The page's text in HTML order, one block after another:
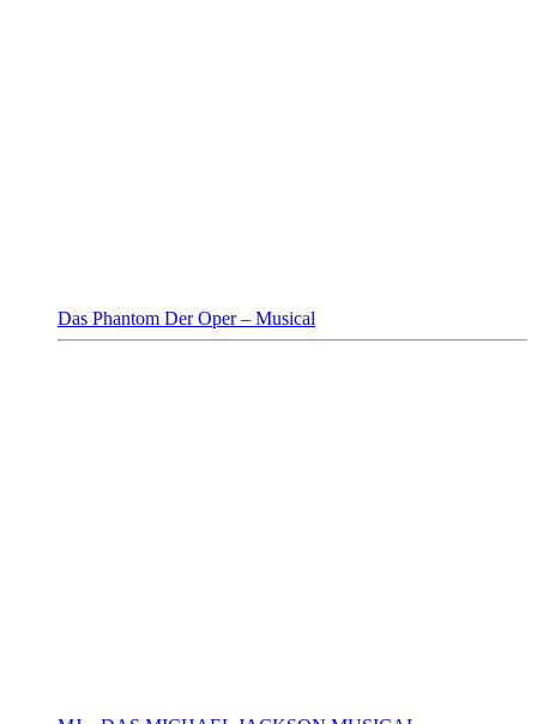
Das Phantom Der Oper – Musical